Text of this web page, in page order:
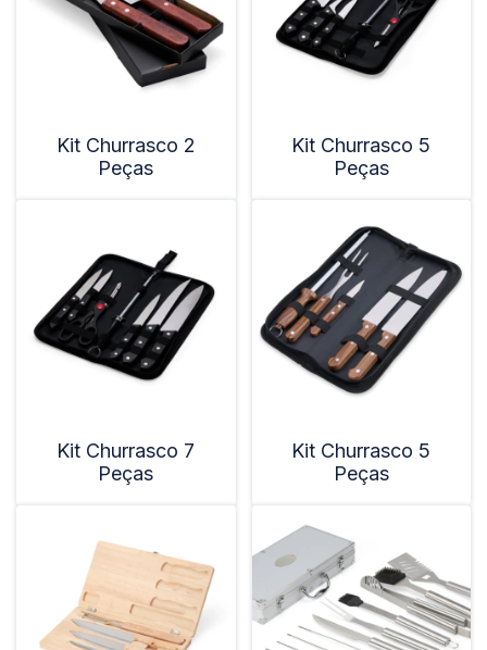
Kit Churrasco 2
Peças
Kit Churrasco 5
Peças
Kit Churrasco 7
Peças
Kit Churrasco 5
Peças